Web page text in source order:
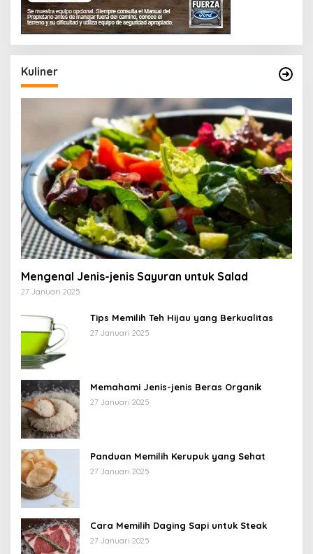
Kuliner
Mengenal Jenis-jenis Sayuran untuk Salad
27 Januari 2025
Tips Memilih Teh Hijau yang Berkualitas
27 Januari 2025
Memahami Jenis-jenis Beras Organik
27 Januari 2025
Panduan Memilih Kerupuk yang Sehat
27 Januari 2025
Cara Memilih Daging Sapi untuk Steak
27 Januari 2025